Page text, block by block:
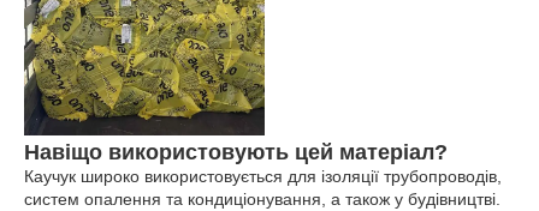
Навіщо використовують цей матеріал?
Каучук широко використовується для ізоляції трубопроводів,
систем опалення та кондиціонування, а також у будівництві.